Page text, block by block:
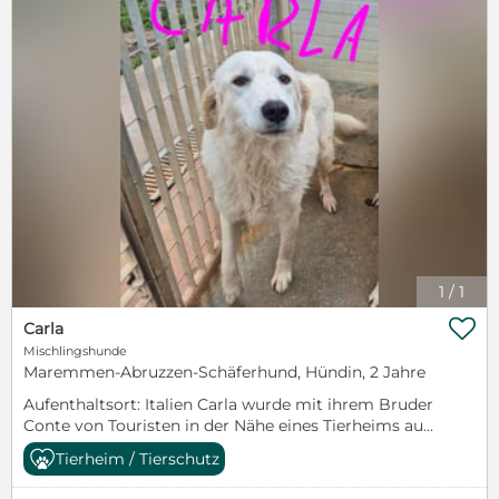
nette, unkastrierte Jagdhundmix bereits geschätzte
9 Jahre alt (Stand 01/2025) und schon etwas grau um
seine Schnauze. Sehr gerne möchten wir ihm seinen
Traum auf einem warmen, liebevollen Altersruhesitz
erfüllen. Sein Leben war bis jetzt nicht schön, er
hätte es mehr als verdient. Pluto kommt mit Rüden
und Hündinnen gut aus und zeigt sich offen auch
fremden Menschen gegenüber. Das Testergebnis auf
Mittelmeererkrankungen steht noch aus und wird
nachgereicht. Kontakt Susanne Besier
susanne.besier@hundehilfe-mariechen.de 0162-
3112669 ab 17 Uhr
1 / 1
Carla
Mischlingshunde
Maremmen-Abruzzen-Schäferhund, Hündin, 2 Jahre
Aufenthaltsort: Italien Carla wurde mit ihrem Bruder
Conte von Touristen in der Nähe eines Tierheims auf
Sardinien gefunden und dort bei unseren
italienischen Kollegen abgegeben. Inzwischen
haben sich beide zu stattlichen Junghunden

Tierheim / Tierschutz